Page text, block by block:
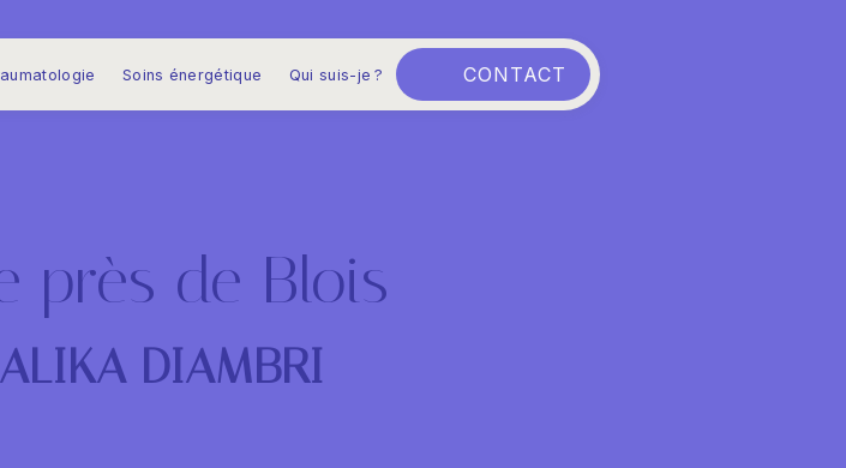
Soins énergétique Qui suis-je ? CONTACT
près de Blois
DIAMBRI